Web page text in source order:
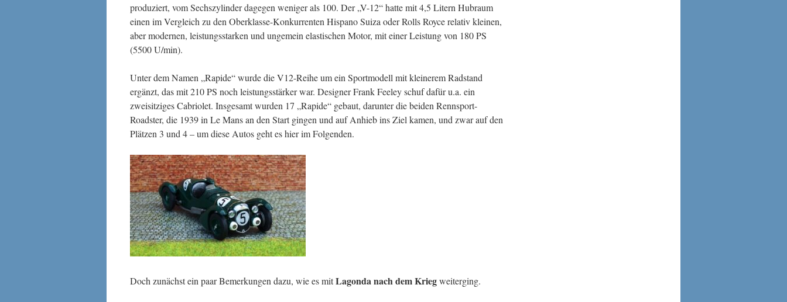
produziert, vom Sechszylinder dagegen weniger als 100. Der „V-12“ hatte mit 4,5 Litern Hubraum
einen im Vergleich zu den Oberklasse-Konkurrenten Hispano Suiza oder Rolls Royce relativ kleinen,
aber modernen, leistungsstarken und ungemein elastischen Motor, mit einer Leistung von 180 PS
(5500 U/min).
Unter dem Namen „Rapide“ wurde die V12-Reihe um ein Sportmodell mit kleinerem Radstand
ergänzt, das mit 210 PS noch leistungsstärker war. Designer Frank Feeley schuf dafür u.a. ein
zweisitziges Cabriolet. Insgesamt wurden 17 „Rapide“ gebaut, darunter die beiden Rennsport-
Roadster, die 1939 in Le Mans an den Start gingen und auf Anhieb ins Ziel kamen, und zwar auf den
Plätzen 3 und 4 – um diese Autos geht es hier im Folgenden.
Doch zunächst ein paar Bemerkungen dazu, wie es mitLagonda nach dem Kriegweiterging.